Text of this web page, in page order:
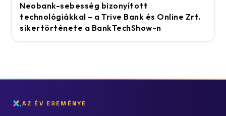
Neobank-sebesség bizonyított
technológiákkal – a Trive Bank és Online Zrt.
sikertörténete a BankTechShow-n
AZ ÉV ESEMÉNYE